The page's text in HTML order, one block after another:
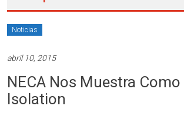
Noticias
abril 10, 2015
NECA Nos Muestra
Isolation